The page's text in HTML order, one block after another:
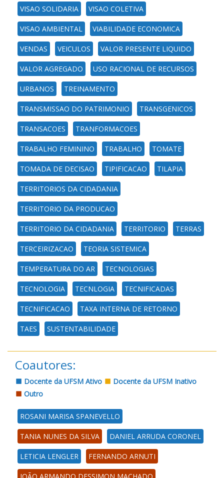
VISAO SOLIDARIA VISAO COLETIVA
VISAO AMBIENTAL VIABILIDADE ECONOMICA
VENDAS VEICULOS VALOR PRESENTE LIQUIDO
VALOR AGREGADO USO RACIONAL DE RECURSOS
URBANOS TREINAMENTO
TRANSMISSAO DO PATRIMONIO TRANSGENICOS
TRANSACOES TRANFORMACOES
TRABALHO FEMININO TRABALHO TOMATE
TOMADA DE DECISAO TIPIFICACAO TILAPIA
TERRITORIOS DA CIDADANIA
TERRITORIO DA PRODUCAO
TERRITORIO DA CIDADANIA TERRITORIO TERRAS
TERCEIRIZACAO TEORIA SISTEMICA
TEMPERATURA DO AR TECNOLOGIAS
TECNOLOGIA TECNLOGIA TECNIFICADAS
TECNIFICACAO TAXA INTERNA DE RETORNO
TAES SUSTENTABILIDADE
Coautores:
Docente da UFSM Ativo
Docente da UFSM Inativo
Outro
ROSANI MARISA SPANEVELLO
TANIA NUNES DA SILVA DANIEL ARRUDA CORONEL
LETICIA LENGLER FERNANDO ARNUTI